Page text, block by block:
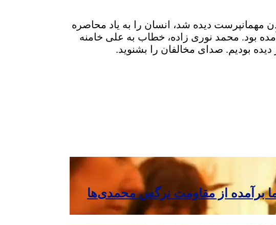
دیده شد، انسان را به یاد محاصره
بود. محمد نوری زاده، خطاب به علی خامنه
بودیم. صدای مخالفان را بشنوید.
برآمده از مقاومت نرگس محمدی‌ها